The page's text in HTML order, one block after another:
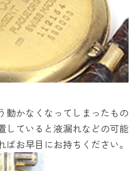
動かなくなってしまったもの
していると液漏れなどの可能
お早目にお持ちください。